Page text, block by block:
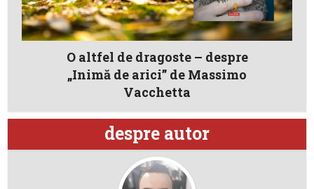
O altfel de dragoste – despre
„Inimă de arici” de Massimo
Vacchetta
despre autor